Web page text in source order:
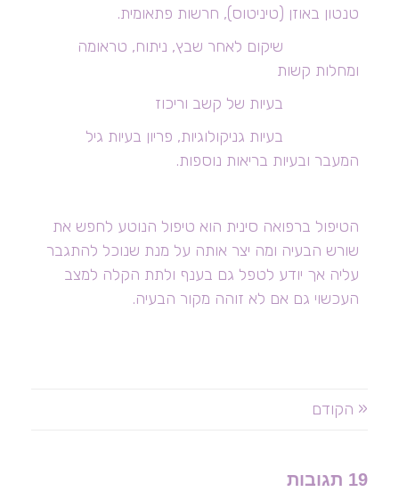
טנטון באוזן (טיניטוס), חרשות פתאומית.
שיקום לאחר שבץ, ניתוח, טראומה
ומחלות קשות
בעיות של קשב וריכוז
בעיות גניקולוגיות, פריון בעיות גיל
המעבר ובעיות בריאות נוספות.
הטיפול ברפואה סינית הוא טיפול הנוטע לחפש את
שורש הבעיה ומה יצר אותה על מנת שנוכל להתגבר
עליה אך יודע לטפל גם בענף ולתת הקלה למצב
העכשוי גם אם לא זוהה מקור הבעיה.
« הקודם
19 תגובות